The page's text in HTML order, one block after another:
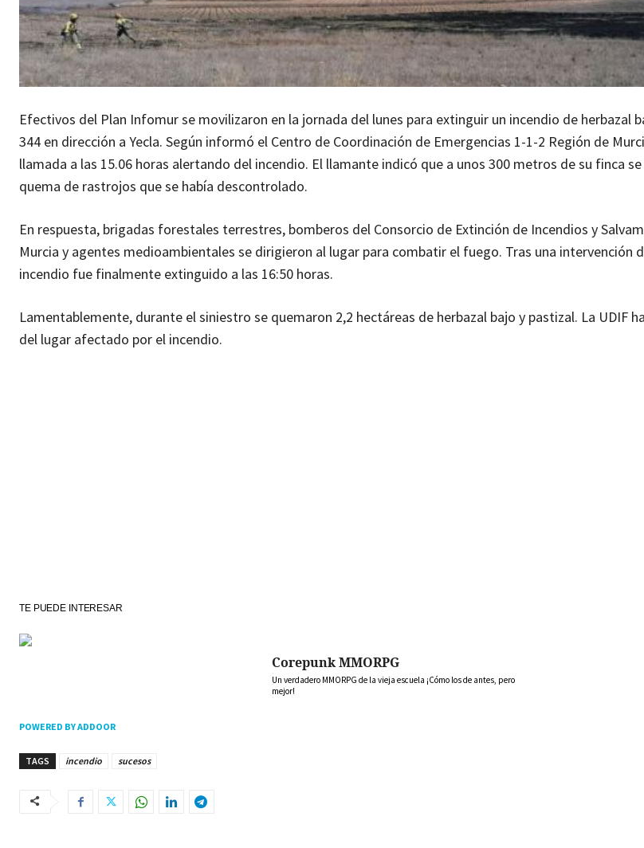
Efectivos del Plan Infomur se movilizaron en la jornada del lunes para extinguir un incendio de herbazal
344 en dirección a Yecla. Según informó el Centro de Coordinación de Emergencias 1-1-2 Región de
llamada a las 15.06 horas alertando del incendio. El llamante indicó que a unos 300 metros de su finca
quema de rastrojos que se había descontrolado.
En respuesta, brigadas forestales terrestres, bomberos del Consorcio de Extinción de Incendios y
Murcia y agentes medioambientales se dirigieron al lugar para combatir el fuego. Tras una intervención
incendio fue finalmente extinguido a las 16:50 horas.
Lamentablemente, durante el siniestro se quemaron 2,2 hectáreas de herbazal bajo y pastizal. La UDIF
del lugar afectado por el incendio.
TE PUEDE INTERESAR
Corepunk MMORPG
Un verdadero MMORPG de la vieja escuela ¡Cómo los de antes, pero
mejor!
POWERED BY ADDOOR
TAGS incendio sucesos